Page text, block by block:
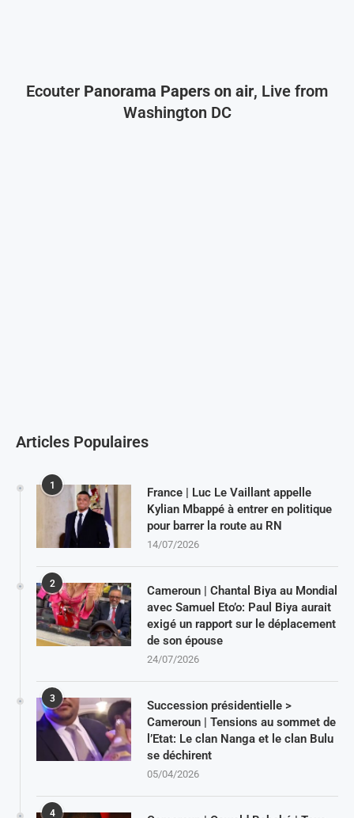
Ecouter Panorama Papers on air, Live from
Washington DC
Articles Populaires
1
France | Luc Le Vaillant appelle
Kylian Mbappé à entrer en politique
pour barrer la route au RN
14/07/2026
2
Cameroun | Chantal Biya au Mondial
avec Samuel Eto’o: Paul Biya aurait
exigé un rapport sur le déplacement
de son épouse
24/07/2026
3
Succession présidentielle >
Cameroun | Tensions au sommet de
l’Etat: Le clan Nanga et le clan Bulu
se déchirent
05/04/2026
4